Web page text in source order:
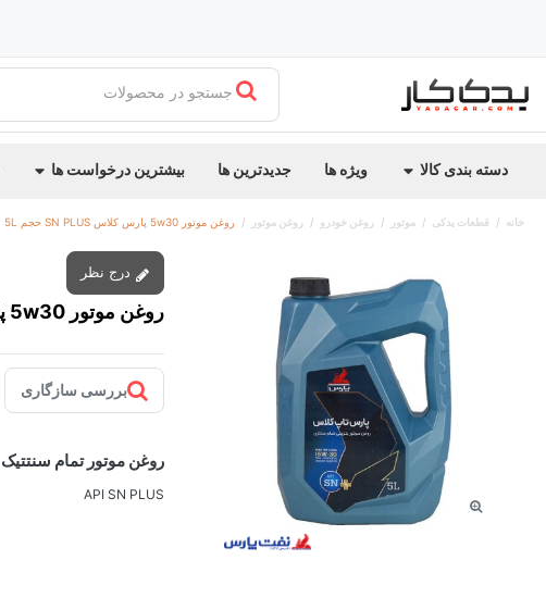
جستجو در محصولات
دسته بندی کالا ویژه ها جدیدترین ها بیشترین درخواست ها
خانه قطعات یدکی موتور روغن خودرو روغن موتور روغن موتور 5w30 پارس کلاس SN PLUS حجم 5L
روغن موتور 5w30 پارس کلاس SN PLUS حجم 5L
بررسی سازگاری
روغن موتور تمام سنتتیک
API SN PLUS